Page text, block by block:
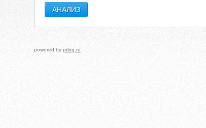
powered byprlog.ru